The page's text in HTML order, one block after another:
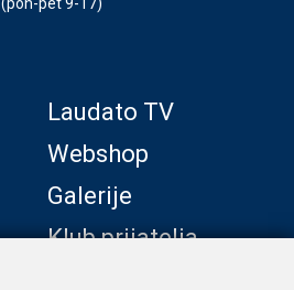
Laudato TV
Webshop
Galerije
Klub prijatelja